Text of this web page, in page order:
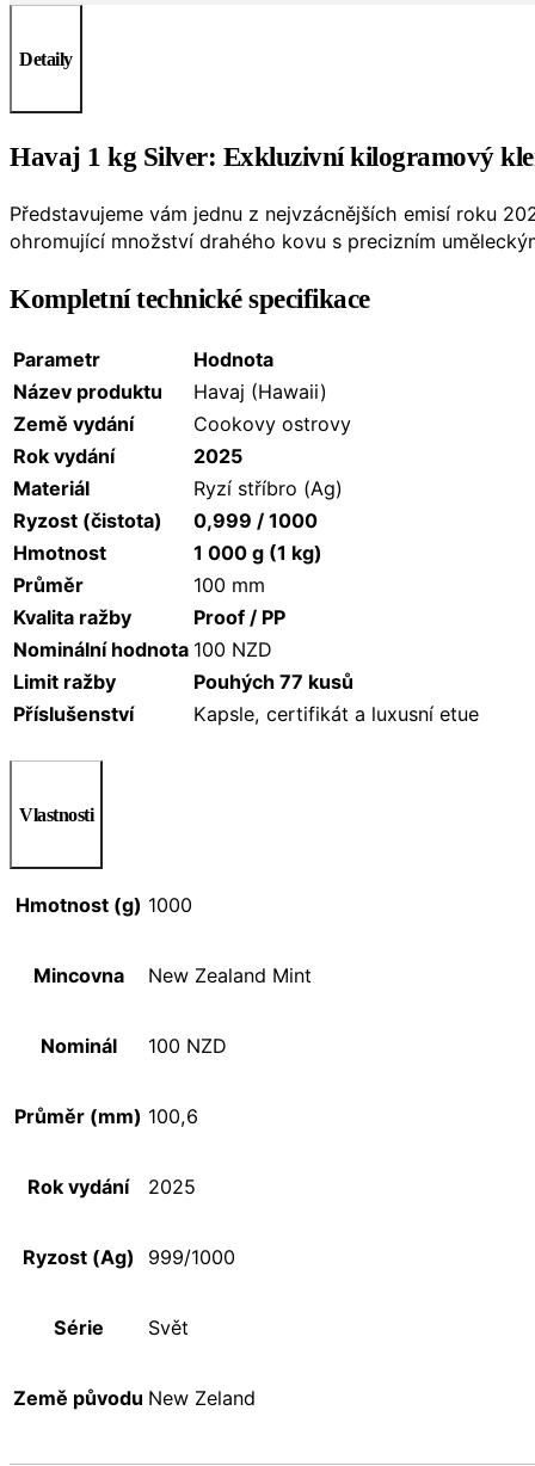
Detaily
Havaj 1 kg Silver: Exkluzivní kilogramový
Představujeme vám jednu z nejvzácnějších emisí roku
ohromující množství drahého kovu s precizním
Kompletní technické specifikace
Parametr
Hodnota
Název produktu
Havaj (Hawaii)
Země vydání
Cookovy ostrovy
Rok vydání
2025
Materiál
Ryzí stříbro (Ag)
Ryzost (čistota)
0,999 / 1000
Hmotnost
1 000 g (1 kg)
Průměr
100 mm
Kvalita ražby
Proof / PP
Nominální hodnota 100 NZD
Limit ražby
Pouhých 77 kusů
Příslušenství
Kapsle, certifikát a luxusní etue
Vlastnosti
Hmotnost (g) 1000
Mincovna New Zealand Mint
Nominál 100 NZD
Průměr (mm) 100,6
Rok vydání 2025
Ryzost (Ag) 999/1000
Série Svět
Země původu New Zeland